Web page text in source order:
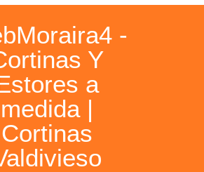
-
Y
a
medida |
Cortinas